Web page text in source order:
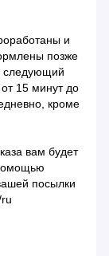
и
позже
следующий
15 минут до
кроме
вам будет
посылки